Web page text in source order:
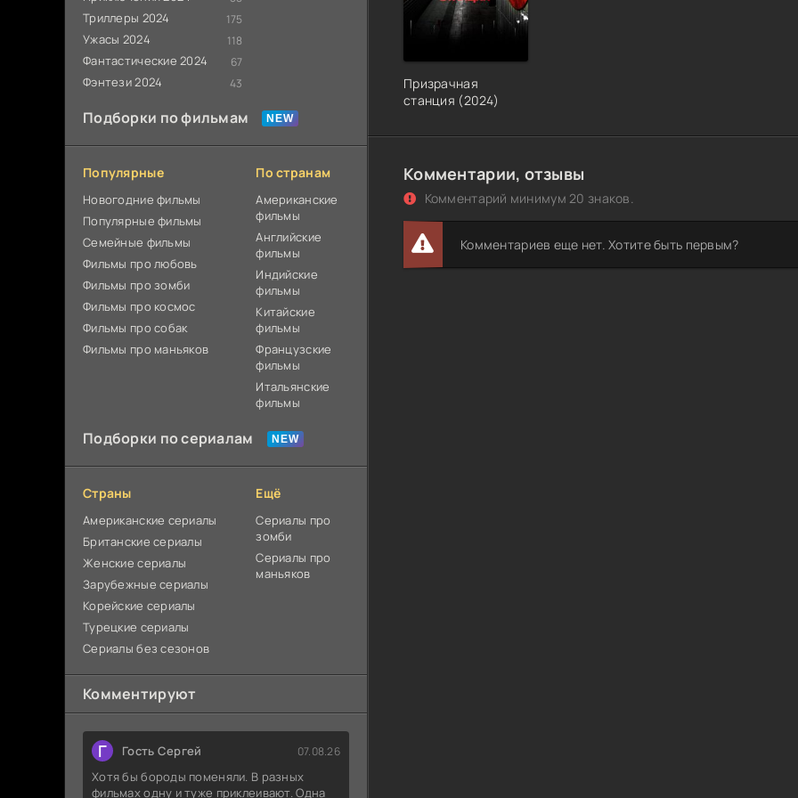
Триллеры 2024 175
Ужасы 2024 118
Фантастические 2024 67
Фэнтези 2024 43
Подборки по фильмам
Популярные
Новогодние фильмы
Популярные фильмы
Cемейные фильмы
Фильмы про любовь
Фильмы про зомби
Фильмы про космос
Фильмы про собак
Фильмы про маньяков
По странам
Американские
фильмы
Английские
фильмы
Индийские
фильмы
Китайские
фильмы
Французские
фильмы
Итальянские
фильмы
Подборки по сериалам
Страны
Американские сериалы
Британские сериалы
Женские сериалы
Зарубежные сериалы
Корейские сериалы
Турецкие сериалы
Сериалы без сезонов
Ещё
Сериалы про
зомби
Сериалы про
маньяков
Комментируют
Г Гость Сергей 07.08.26
Хотя бы бороды поменяли. В разных
фильмах одну и туже приклеивают. Одна
Призрачная
станция (2024)
Комментарии, отзывы
Комментарий минимум 20 знаков.
Комментариев еще нет. Хотите быть первым?